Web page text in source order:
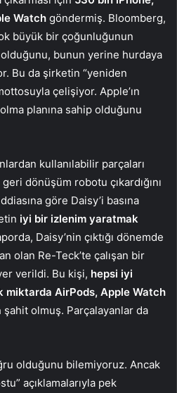
Watch göndermiş. Bloomberg,
büyük bir çoğunluğunun
olduğunu, bunun yerine hurdaya
Bu da şirketin “yeniden
çelişiyor. Apple’ın
planına sahip olduğunu
kullanılabilir parçaları
dönüşüm robotu çıkardığını
göre Daisy’i basına
iyi bir izlenim yaratmak
Daisy’nin çıktığı dönemde
olan Re-Teck’te çalışan bir
verildi. Bu kişi, hepsi iyi
miktarda AirPods, Apple Watch
şahit olmuş. Parçalayanlar da
olduğunu bilemiyoruz. Ancak
açıklamalarıyla pek